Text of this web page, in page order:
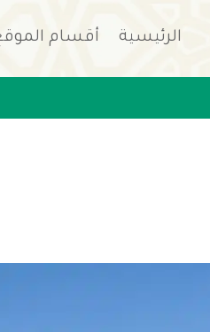
الرئيسية أقسام